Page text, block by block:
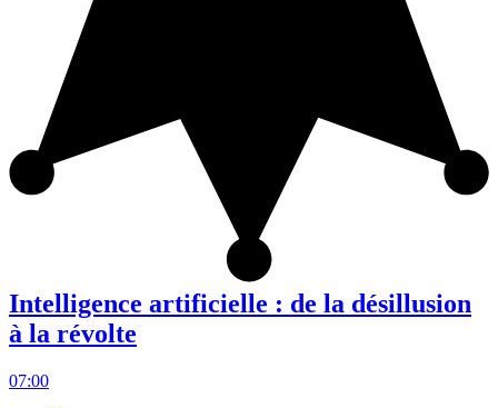
Intelligence artificielle : de la désillusion
à la révolte
07:00